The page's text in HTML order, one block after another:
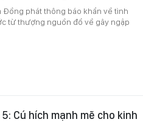
Đồng phát thông báo khẩn về tình
từ thượng nguồn đổ về gây ngập
Cú hích mạnh mẽ cho kinh